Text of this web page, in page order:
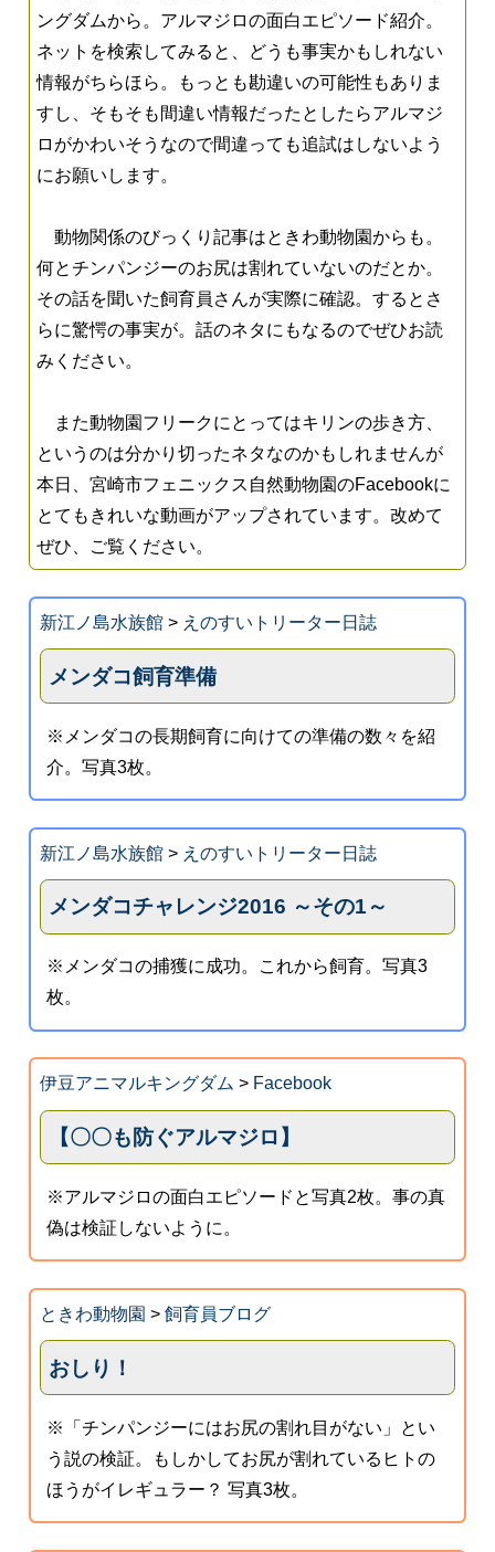
ングダムから。アルマジロの面白エピソード紹介。
ネットを検索してみると、どうも事実かもしれない
情報がちらほら。もっとも勘違いの可能性もありま
すし、そもそも間違い情報だったとしたらアルマジ
ロがかわいそうなので間違っても追試はしないよう
にお願いします。
動物関係のびっくり記事はときわ動物園からも。
何とチンパンジーのお尻は割れていないのだとか。
その話を聞いた飼育員さんが実際に確認。するとさ
らに驚愕の事実が。話のネタにもなるのでぜひお読
みください。
また動物園フリークにとってはキリンの歩き方、
というのは分かり切ったネタなのかもしれませんが
本日、宮崎市フェニックス自然動物園のFacebookに
とてもきれいな動画がアップされています。改めて
ぜひ、ご覧ください。
新江ノ島水族館> えのすいトリーター日誌
メンダコ飼育準備
※メンダコの長期飼育に向けての準備の数々を紹
介。写真3枚。
新江ノ島水族館> えのすいトリーター日誌
メンダコチャレンジ2016 ～その1～
※メンダコの捕獲に成功。これから飼育。写真3
枚。
伊豆アニマルキングダム > Facebook
【〇〇も防ぐアルマジロ】
※アルマジロの面白エピソードと写真2枚。事の真
偽は検証しないように。
ときわ動物園 > 飼育員ブログ
おしり！
※「チンパンジーにはお尻の割れ目がない」とい
う説の検証。もしかしてお尻が割れているヒトの
ほうがイレギュラー？ 写真3枚。